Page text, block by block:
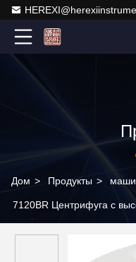
Дом > Продукты >
7120BR Центрифуга с